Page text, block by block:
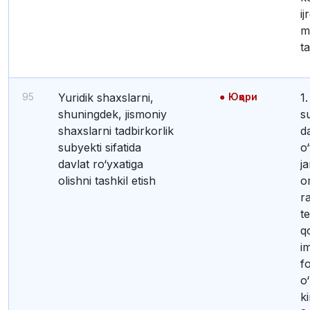
95
yuridik shaxslarni,
shuningdek, jismoniy
shaxslarni tadbirkorlik
subyekti sifatida
davlat ro‘yxatiga
olishni tashkil etish
Юқори
1. Tadbirkorlik